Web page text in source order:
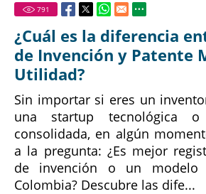
791
¿Cuál es la diferencia
de Invención y Patente
Utilidad?
Sin importar si eres un
una startup tecnológica
consolidada, en algún
a la pregunta: ¿Es mejor
de invención o un
Colombia? Descubre las dife...